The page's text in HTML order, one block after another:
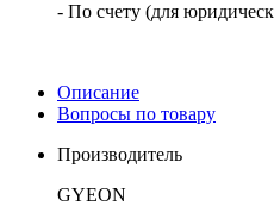
- По счету (для
Описание
Вопросы по товару
Производитель
GYEON